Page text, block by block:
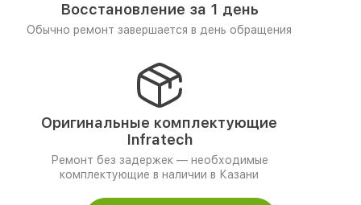
Восстановление за 1 день
Обычно ремонт завершается в день обращения
Оригинальные комплектующие
Infratech
Ремонт без задержек — необходимые
комплектующие в наличии в Казани